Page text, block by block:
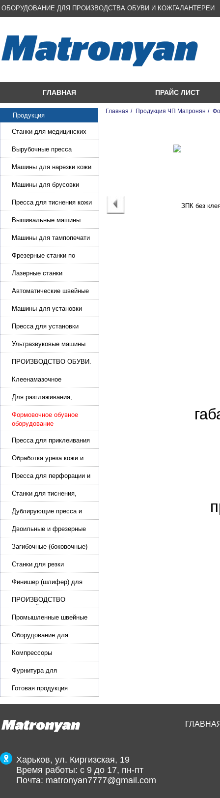
ОБОРУДОВАНИЕ ДЛЯ ПРОИЗВОДСТВА ОБУВИ И КОЖГАЛАНТЕРЕИ
ГЛАВНАЯ ПРАЙС ЛИСТ
Продукция
Станки для медицинских
масок
Вырубочные пресса
Машины для нарезки кожи
и стропы
Машины для брусовки
кожи,меха,поролона
Пресса для тиснения кожи
Вышивальные машины
Машины для тампопечати
Фрезерные станки по
металлу
Лазерные станки
Автоматические швейные
машины с программным
управлением
Машины для установки
жемчуга, бусин, заклепок и
фурнитура
Пресса для установки
фурнитуры: блочка,
люверсы, петля
Ультразвуковые машины
для сварки
ПРОИЗВОДСТВО ОБУВИ.
Машины для изготовления
обуви
Клеенамазочное
оборудование и активаторы
клея
Для разглаживания,
разбивания и герметизации
шва
Формовочное обувное
оборудование
Пресса для приклеивания
подошвы и прибивки
каблука
Обработка уреза кожи и
покрасочные камеры
Пресса для перфорации и
тиснения
Станки для тиснения,
нанесения логотипа и
нумераторы
Дублирующие пресса и
утюги для разглаживания
кожи
Двоильные и фрезерные
машины для слоения и
фрезерования кожи
Загибочные (боковочные)
машины для стельки,
кошельков, сумок
Станки для резки
кожи.Станки для резки
стропы
Финишер (шлифер) для
обуви
ПРОИЗВОДСТВО
РЕМНЕЙ, СУМОК,
КОЖГАЛАНТЕРЕИ
Промышленные швейные
машины для кожи, обуви
Оборудование для
производства и резки
эластичной ленты и стропы
Компрессоры
Фурнитура для
производства ремней
Готовая продукция
Главная / Продукция ЧП Матронян /
Харьков, ул. Киргизская, 19
Время работы: с 9 до 17, пн-пт
Почта: matronyan7777@gmail.com